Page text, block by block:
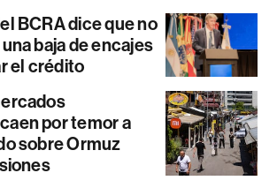
BCRA dice que no
baja de encajes
el crédito
por temor a
sobre Ormuz